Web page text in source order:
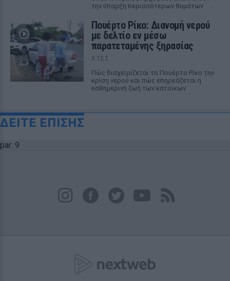
την ύπαρξη περισσότερων θυμάτων
Πουέρτο Ρίκο: Διανομή νερού
με δελτίο εν μέσω
παρατεταμένης ξηρασίας
ΧΤΕΣ
Πώς διαχειρίζεται το Πουέρτο Ρίκο την
κρίση νερού και πώς επηρεάζεται η
καθημερινή ζωή των κατοίκων
ΔΕΙΤΕ ΕΠΙΣΗΣ
par: 9